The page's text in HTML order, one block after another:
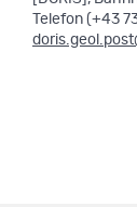
Telefon (+43